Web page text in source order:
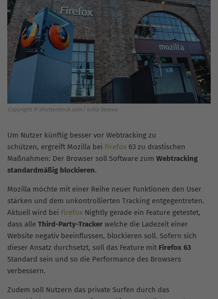
Copyright © shutterstock.com/ Iuliia Serova
Um Nutzer künftig besser vor Webtracking zu
schützen, ergreift Mozilla bei Firefox 63 zu drastischen
Maßnahmen: Der Browser soll Software zum Webtracking
standardmäßig blockieren.
Mozilla möchte mit einer Reihe neuer Funktionen den User
stärken und dem unkontrollierten Tracking entgegentreten.
Aktuell wird bei Firefox Nightly gerade ein Feature getestet,
dass alle Third-Party-Tracker welche die Ladezeit einer
Website negativ beeinflussen, blockieren soll. Sofern sich
dieser Ansatz durchsetzt, soll das Feature mit Firefox 63
Standard sein und so die Performance des Browsers
verbessern.
Zudem soll Nutzern das private Surfen durch das